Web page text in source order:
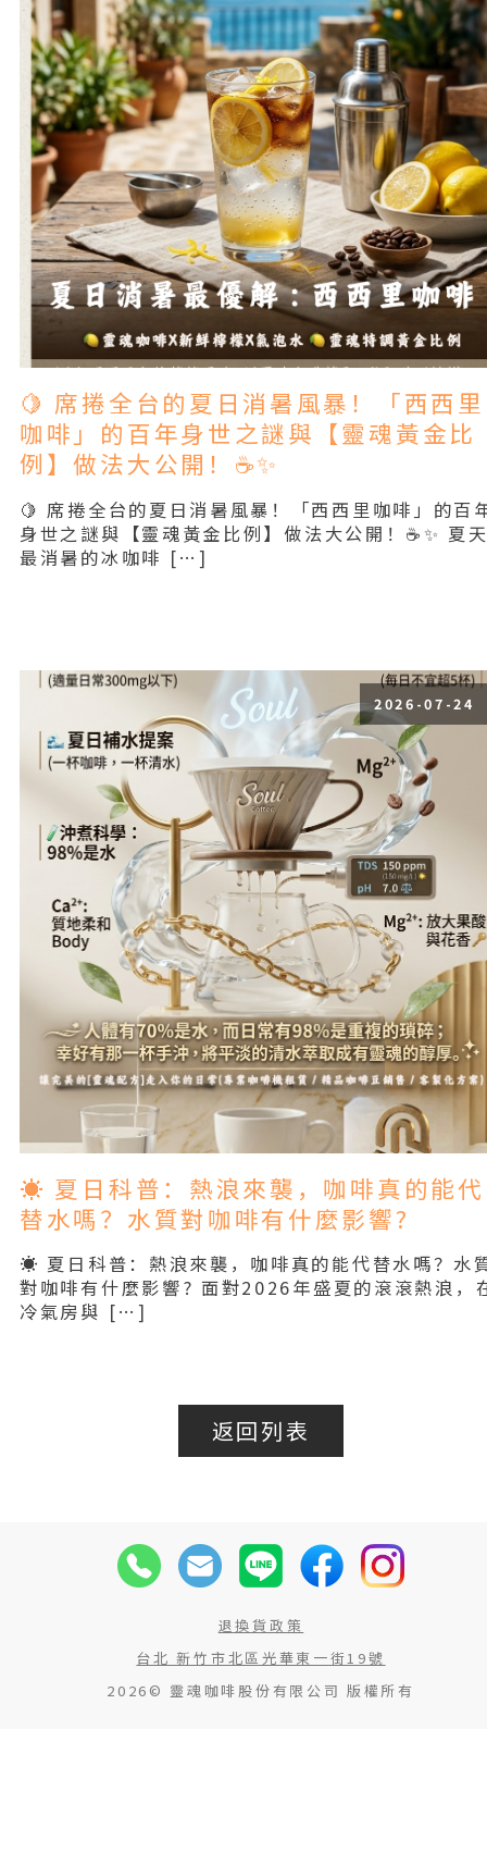
🍋 席捲全台的夏日消暑風暴！「西西里
咖啡」的百年身世之謎與【靈魂黃金比
例】做法大公開！☕✨
🍋 席捲全台的夏日消暑風暴！「西西里咖啡」的百
身世之謎與【靈魂黃金比例】做法大公開！☕✨ 夏
最消暑的冰咖啡 […]
2026-07-24
☀️ 夏日科普：熱浪來襲，咖啡真的能代
替水嗎？水質對咖啡有什麼影響?
☀️ 夏日科普：熱浪來襲，咖啡真的能代替水嗎？水
對咖啡有什麼影響? 面對2026年盛夏的滾滾熱浪，
冷氣房與 […]
返回列表
退換貨政策
台北 新竹市北區光華東一街19號
2026© 靈魂咖啡股份有限公司 版權所有